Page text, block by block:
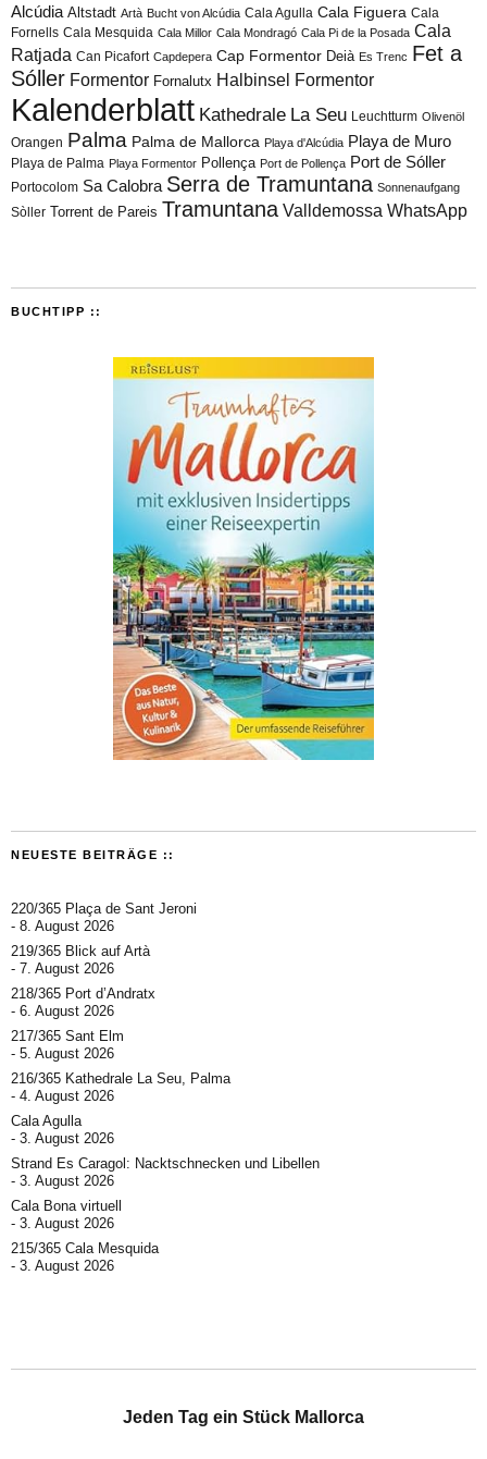
Alcúdia Altstadt Artà Bucht von Alcúdia Cala Agulla Cala Figuera Cala
Fornells Cala Mesquida Cala Millor Cala Mondragó Cala Pi de la Posada Cala
Ratjada Can Picafort Capdepera Cap Formentor Deià Es Trenc Fet a
Sóller Formentor Fornalutx Halbinsel Formentor
Kalenderblatt Kathedrale La Seu Leuchtturm Olivenöl
Orangen Palma Palma de Mallorca Playa d'Alcúdia Playa de Muro
Playa de Palma Playa Formentor Pollença Port de Pollença Port de Sóller
Portocolom Sa Calobra Serra de Tramuntana Sonnenaufgang
Sòller Torrent de Pareis Tramuntana Valldemossa WhatsApp
BUCHTIPP ::
NEUESTE BEITRÄGE ::
220/365 Plaça de Sant Jeroni
8. August 2026
219/365 Blick auf Artà
7. August 2026
218/365 Port d’Andratx
6. August 2026
217/365 Sant Elm
5. August 2026
216/365 Kathedrale La Seu, Palma
4. August 2026
Cala Agulla
3. August 2026
Strand Es Caragol: Nacktschnecken und Libellen
3. August 2026
Cala Bona virtuell
3. August 2026
215/365 Cala Mesquida
3. August 2026
Jeden Tag ein Stück Mallorca